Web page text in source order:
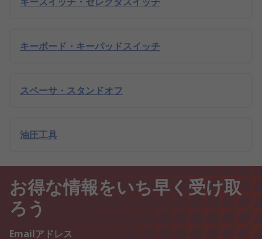
キーボード・キーパッドスイッチ
スペーサ・スタンドオフ
油圧工具
お得な情報をいち早く受け取
ろう
Emailアドレス